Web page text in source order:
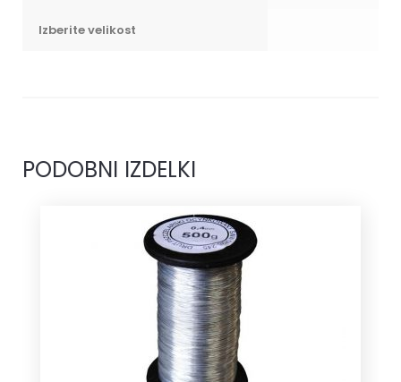
Izberite velikost
PODOBNI IZDELKI